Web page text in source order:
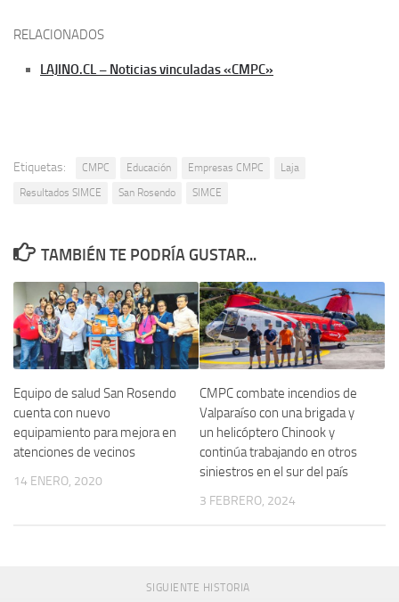
RELACIONADOS
LAJINO.CL – Noticias vinculadas «CMPC»
Etiquetas: CMPC Educación Empresas CMPC
Laja
Resultados SIMCE
San Rosendo SIMCE
TAMBIÉN TE PODRÍA GUSTAR...
Equipo de salud San Rosendo
cuenta con nuevo
equipamiento para mejora en
atenciones de vecinos
14 ENERO, 2020
CMPC combate incendios de
Valparaíso con una brigada y
un helicóptero Chinook y
continúa trabajando en otros
siniestros en el sur del país
3 FEBRERO, 2024
SIGUIENTE HISTORIA